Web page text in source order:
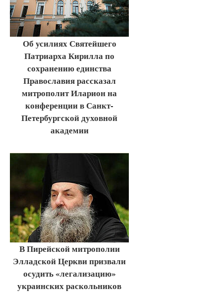
Об усилиях Святейшего
Патриарха Кирилла по
сохранению единства
Православия рассказал
митрополит Иларион на
конференции в Санкт-
Петербургской духовной
академии
В Пирейской митрополии
Элладской Церкви призвали
осудить «легализацию»
украинских раскольников